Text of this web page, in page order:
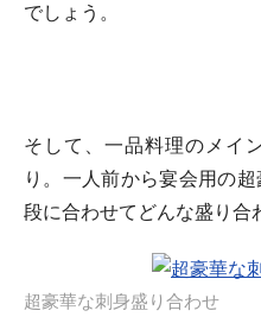
でしょう。
そして、一品料理のメイ
り。一人前から宴会用の
段に合わせてどんな盛り合
超豪華な刺身盛り合わせ